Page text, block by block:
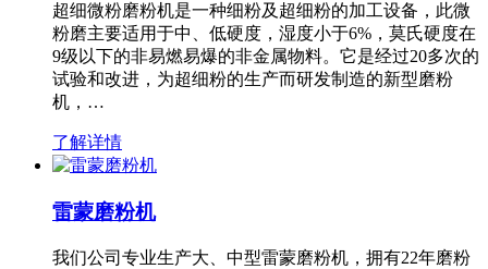
超细微粉磨粉机是一种细粉及超细粉的加工设备，此微
粉磨主要适用于中、低硬度，湿度小于6%，莫氏硬度在
9级以下的非易燃易爆的非金属物料。它是经过20多次的
试验和改进，为超细粉的生产而研发制造的新型磨粉
机，…
了解详情
雷蒙磨粉机
我们公司专业生产大、中型雷蒙磨粉机，拥有22年磨粉